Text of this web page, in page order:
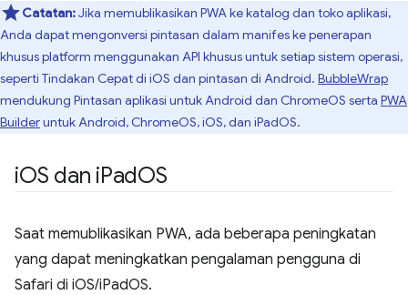
Catatan:Jika memublikasikan PWA ke katalog dan toko aplikasi,
Anda dapat mengonversi pintasan dalam manifes ke penerapan
khusus platform menggunakan API khusus untuk setiap sistem operasi,
seperti Tindakan Cepat di iOS dan pintasan di Android. BubbleWrap
mendukung Pintasan aplikasi untuk Android dan ChromeOS serta PWA
Builderuntuk Android, ChromeOS, iOS, dan iPadOS.
iOS dan iPadOS
Saat memublikasikan PWA, ada beberapa peningkatan
yang dapat meningkatkan pengalaman pengguna di
Safari di iOS/iPadOS.